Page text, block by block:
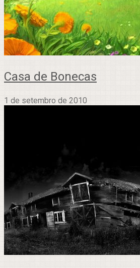
Casa de Bonecas
1 de setembro de 2010